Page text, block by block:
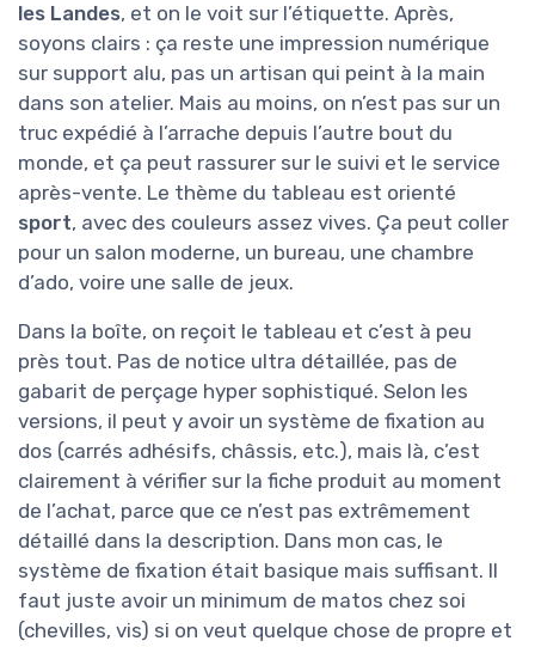
les Landes, et on le voit sur l’étiquette. Après,
soyons clairs : ça reste une impression numérique
sur support alu, pas un artisan qui peint à la main
dans son atelier. Mais au moins, on n’est pas sur un
truc expédié à l’arrache depuis l’autre bout du
monde, et ça peut rassurer sur le suivi et le service
après-vente. Le thème du tableau est orienté
sport, avec des couleurs assez vives. Ça peut coller
pour un salon moderne, un bureau, une chambre
d’ado, voire une salle de jeux.
Dans la boîte, on reçoit le tableau et c’est à peu
près tout. Pas de notice ultra détaillée, pas de
gabarit de perçage hyper sophistiqué. Selon les
versions, il peut y avoir un système de fixation au
dos (carrés adhésifs, châssis, etc.), mais là, c’est
clairement à vérifier sur la fiche produit au moment
de l’achat, parce que ce n’est pas extrêmement
détaillé dans la description. Dans mon cas, le
système de fixation était basique mais suffisant. Il
faut juste avoir un minimum de matos chez soi
(chevilles, vis) si on veut quelque chose de propre et